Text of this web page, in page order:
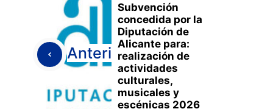
Anterior
Subvención
concedida por la
Diputación de
Alicante para:
realización de
actividades
culturales,
musicales y
escénicas 2026